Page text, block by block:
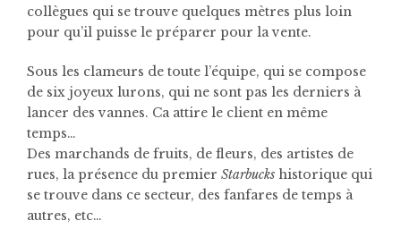
collègues qui se trouve quelques mètres plus loin
pour qu’il puisse le préparer pour la vente.
Sous les clameurs de toute l’équipe, qui se compose
de six joyeux lurons, qui ne sont pas les derniers à
lancer des vannes. Ca attire le client en même
temps…
Des marchands de fruits, de fleurs, des artistes de
rues, la présence du premier Starbucks historique qui
se trouve dans ce secteur, des fanfares de temps à
autres, etc…